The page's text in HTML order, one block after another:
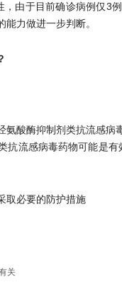
由于目前确诊病例仅3
力做进一步判断。
氨酸酶抑制剂类抗流感病
抗流感病毒药物可能是
取必要的防护措施
关